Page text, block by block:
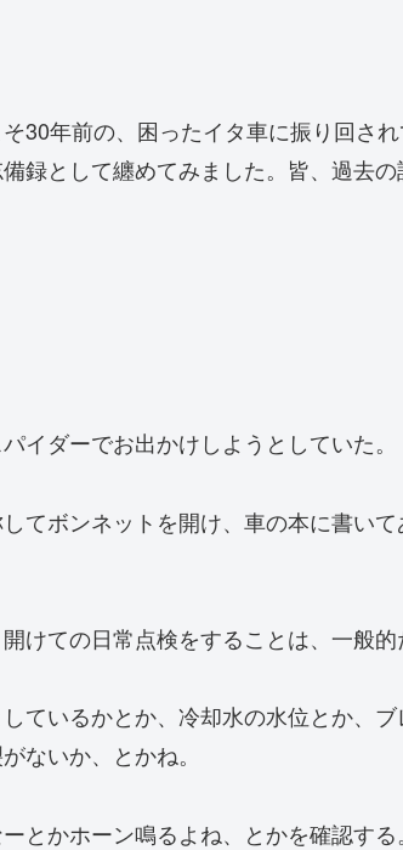
30年前の、困ったイタ車に振り回さ
録として纏めてみました。皆、過去
イダーでお出かけしようとしていた。
てボンネットを開け、車の本に書い
けての日常点検をすることは、一般的
ているかとか、冷却水の水位とか、
ないか、とかね。
とかホーン鳴るよね、とかを確認す